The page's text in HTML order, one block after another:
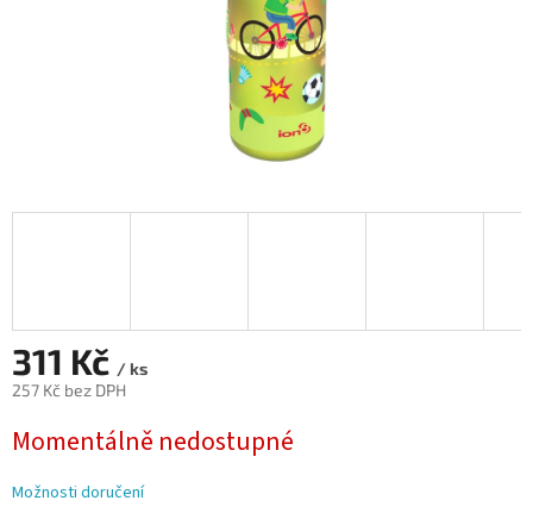
311 Kč / ks
257 Kč bez DPH
cena:
Momentálně nedostupné
Možnosti doručení